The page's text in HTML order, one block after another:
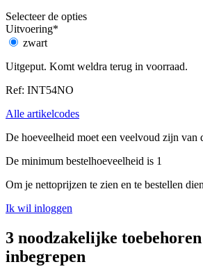
Selecteer de opties
Uitvoering*
zwart
Uitgeput. Komt weldra terug in voorraad.
Ref: INT54NO
Alle artikelcodes
De hoeveelheid moet een veelvoud zijn van
De minimum bestelhoeveelheid is 1
Om je nettoprijzen te zien en te bestellen
Ik wil inloggen
3 noodzakelijke
inbegrepen